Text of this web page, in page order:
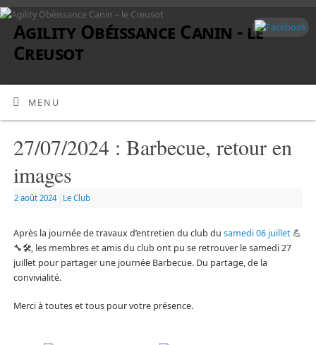
Agility Obéissance Canin - le
Creusot
MENU
27/07/2024 : Barbecue, retour en
images
2 août 2024 Le Club
Après la journée de travaux d’entretien du club du samedi 06 juillet💪
🔧🛠, les membres et amis du club ont pu se retrouver le samedi 27
juillet pour partager une journée Barbecue. Du partage, de la
convivialité.
Merci à toutes et tous pour votre présence.